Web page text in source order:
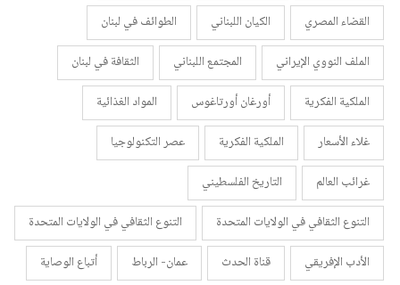
القضاء المصري
الكيان اللبناني
الطوائف في لبنان
الملف النووي الإيراني
المجتمع اللبناني
الثقافة في لبنان
الملكية الفكرية
أورغان أورتاغوس
المواد الغذائية
غلاء الأسعار
الملكية الفكرية
عصر التكنولوجيا
غرائب العالم
التاريخ الفلسطيني
التنوع الثقافي في الولايات المتحدة
التنوع الثقافي في الولايات المتحدة
الأدب الإفريقي
قناة الحدث عمان- الرباط
أتباع الوصاية